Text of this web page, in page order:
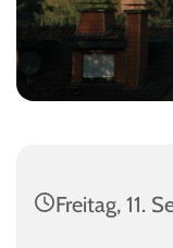
Freitag, 11.